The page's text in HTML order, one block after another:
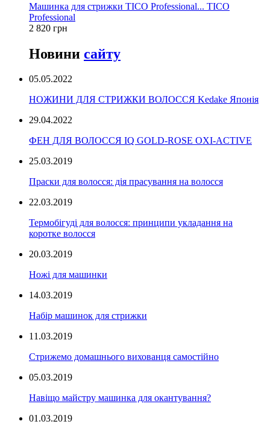
Машинка для стрижки TICO Professional... TICO
Professional
2 820 грн
Новини сайту
05.05.2022
НОЖИНИ ДЛЯ СТРИЖКИ ВОЛОССЯ Kedake Японія
29.04.2022
ФЕН ДЛЯ ВОЛОССЯ IQ GOLD-ROSE OXI-ACTIVE
25.03.2019
Праски для волосся: дія прасування на волосся
22.03.2019
Термобігуді для волосся: принципи укладання на
коротке волосся
20.03.2019
Ножі для машинки
14.03.2019
Набір машинок для стрижки
11.03.2019
Стрижемо домашнього вихованця самостійно
05.03.2019
Навіщо майстру машинка для окантування?
01.03.2019